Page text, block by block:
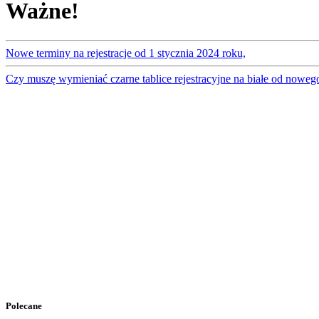
Ważne!
Nowe terminy na rejestracje od 1 stycznia 2024 roku,
Czy muszę wymieniać czarne tablice rejestracyjne na białe od
Polecane